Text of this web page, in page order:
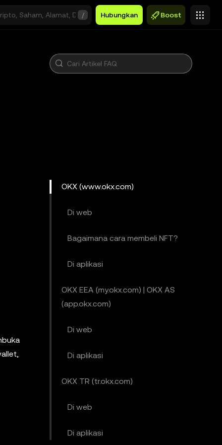
/ Hubungkan Boost
OKX (www.okx.com)
Di web
Bagaimana cara membeli NFT?
Di aplikasi
OKX EEA (my.okx.com) | OKX AS
(app.okx.com)
Di web
Di aplikasi
OKX TR (tr.okx.com)
Di web
Di aplikasi